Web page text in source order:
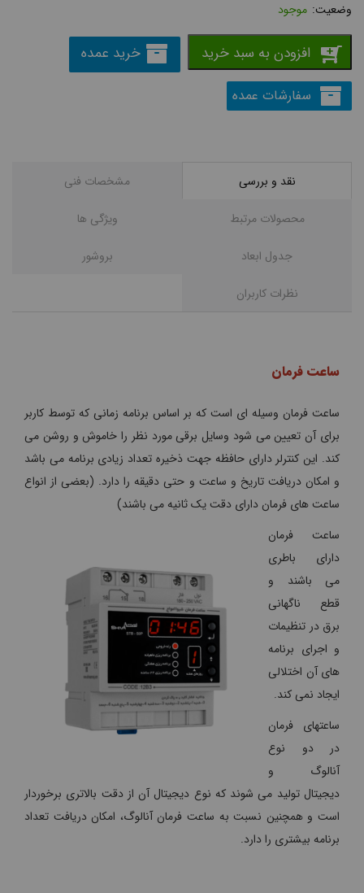
موجود
افزودن به سبد خرید خرید عمده
سفارشات عمده
نقد و بررسی مشخصات فنی
محصولات مرتبط ویژگی ها
جدول ابعاد بروشور
نظرات کاربران
ساعت فرمان
ساعت فرمان وسیله ای است که بر اساس برنامه زمانی که توسط کاربر
برای آن تعیین می شود وسایل برقی مورد نظر را خاموش و روشن می
کند. این کنترلر دارای حافظه جهت ذخیره تعداد زیادی برنامه می باشد
و امکان دریافت تاریخ و ساعت و حتی دقیقه را دارد. (بعضی از انواع
ساعت های فرمان دارای دقت یک ثانیه می باشند)
ساعت فرمان
دارای باطری
می باشند و
قطع ناگهانی
برق در تنظیمات
و اجرای برنامه
های آن اختلالی
ایجاد نمی کند.
ساعتهای فرمان
در دو نوع
آنالوگ و
دیجیتال تولید می شوند که نوع دیجیتال آن از دقت بالاتری برخوردار
است و همچنین نسبت به ساعت فرمان آنالوگ، امکان دریافت تعداد
برنامه بیشتری را دارد.